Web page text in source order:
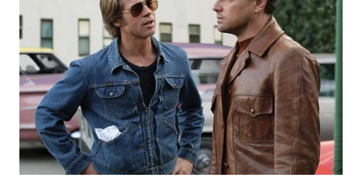
BOROBUDUR
WN
MADURA
WN
SURABAYA